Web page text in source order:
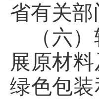
省有关
（六
展原材
绿色包